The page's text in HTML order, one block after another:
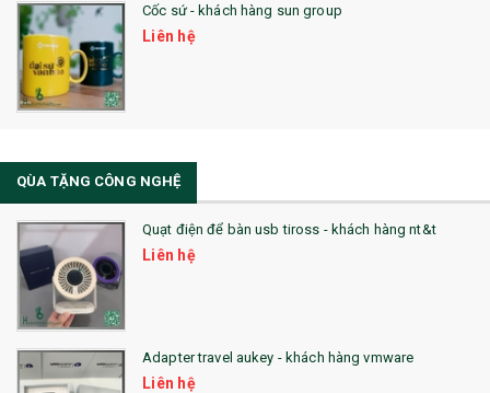
31. TÚI VẢI KHÔNG DỆT
32. TÚI VẢI BỐ
33. MŨ LƯỠI TRAI
36. QUẠT NHỰA QUẢNG CÁO
QUÀ TẶNG KHUYẾN MẠI
QUÀ TẶNG SX NHANH
QUÀ TẶNG HỘI THẢO
QUÀ TẶNG CÔNG NGHỆ
Cốc sứ - khách hàng sun group
Liên hệ
QÙA TẶNG CÔNG NGHỆ
Quạt điện để bàn usb tiross - khách hàng nt&t
Liên hệ
Adapter travel aukey - khách hàng vmware
Liên hệ